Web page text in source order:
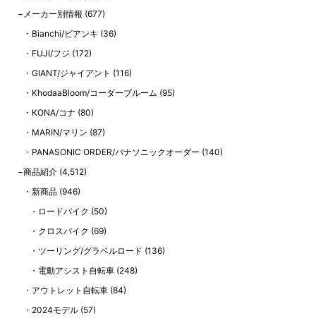
メーカー別情報 (677)
Bianchi/ビアンキ (36)
FUJI/フジ (172)
GIANT/ジャイアント (116)
KhodaaBloom/コーダーブルーム (95)
KONA/コナ (80)
MARIN/マリン (87)
PANASONIC ORDER/パナソニックオーダー (140)
商品紹介 (4,512)
新商品 (946)
ロードバイク (50)
クロスバイク (69)
ツーリング/グラベルロード (136)
電動アシスト自転車(248)
アウトレット自転車 (84)
2024モデル (57)